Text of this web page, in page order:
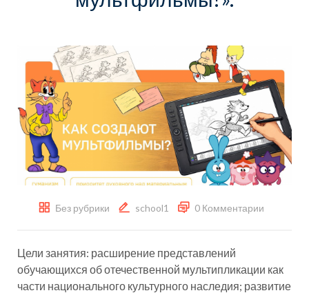
Без рубрики school1 0 Комментарии
Цели занятия: расширение представлений
обучающихся об отечественной мультипликации как
части национального культурного наследия; развитие